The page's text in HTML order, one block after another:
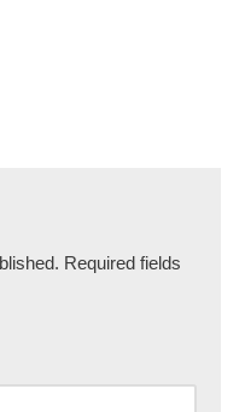
Required fields